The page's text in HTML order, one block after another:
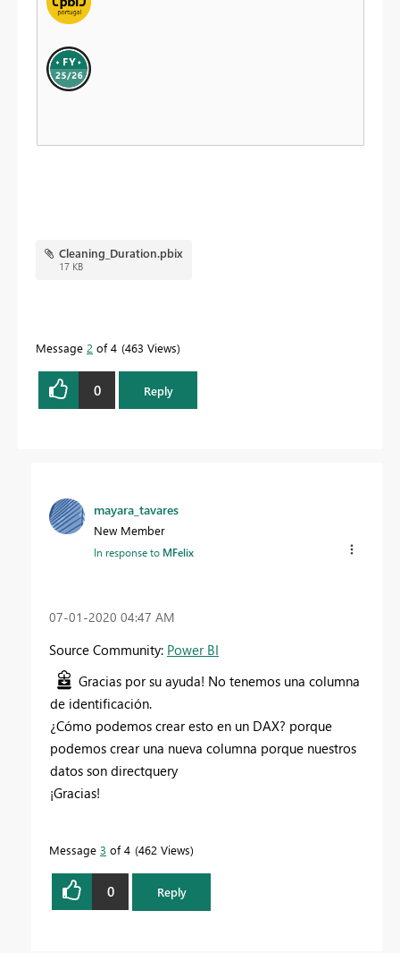
Cleaning_Duration.pbix
17 KB
Message 2 of 4 463 Views
0 Reply
mayara_tavares
New Member
In response to MFelix
‎07-01-2020 04:47 AM
Source Community: Power BI
Gracias por su ayuda! No tenemos una columna
de identificación.
¿Cómo podemos crear esto en un DAX? porque
podemos crear una nueva columna porque nuestros
datos son directquery
¡Gracias!
Message 3 of 4 462 Views
0 Reply